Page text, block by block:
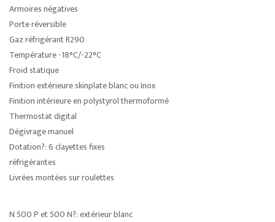
Armoires négatives
Porte réversible
Gaz réfrigérant R290
Température -18°C/-22°C
Froid statique
Finition extérieure skinplate blanc ou Inox
Finition intérieure en polystyrol thermoformé
Thermostat digital
Dégivrage manuel
Dotation?: 6 clayettes fixes
réfrigérantes
Livrées montées sur roulettes
N 500 P et 500 N?: extérieur blanc